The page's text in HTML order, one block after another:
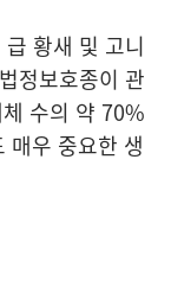
황새 및 고니
정보호종이 관
수의 약 70%
매우 중요한 생